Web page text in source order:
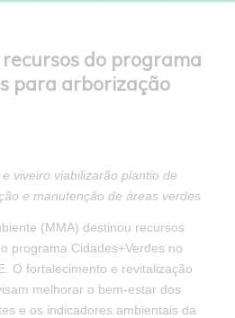
do programa
para arborização
viveiro viabilizarão plantio de
e manutenção de áreas verdes
(MMA) destinou recursos
programa Cidades+Verdes no
O fortalecimento e revitalização
melhorar o bem-estar dos
e os indicadores ambientais da